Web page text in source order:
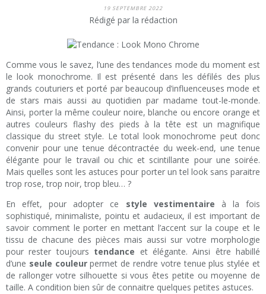
19 SEPTEMBRE 2022
Rédigé par la rédaction
Comme vous le savez, l’une des tendances mode du moment est
le look monochrome. Il est présenté dans les défilés des plus
grands couturiers et porté par beaucoup d’influenceuses mode et
de stars mais aussi au quotidien par madame tout-le-monde.
Ainsi, porter la même couleur noire, blanche ou encore orange et
autres couleurs flashy des pieds à la tête est un magnifique
classique du street style. Le total look monochrome peut donc
convenir pour une tenue décontractée du week-end, une tenue
élégante pour le travail ou chic et scintillante pour une soirée.
Mais quelles sont les astuces pour porter un tel look sans paraitre
trop rose, trop noir, trop bleu… ?
En effet, pour adopter ce style vestimentaire à la fois
sophistiqué, minimaliste, pointu et audacieux, il est important de
savoir comment le porter en mettant l’accent sur la coupe et le
tissu de chacune des pièces mais aussi sur votre morphologie
pour rester toujours tendance et élégante. Ainsi être habillé
d’une seule couleurpermet de rendre votre tenue plus stylée et
de rallonger votre silhouette si vous êtes petite ou moyenne de
taille. A condition bien sûr de connaitre quelques petites astuces.